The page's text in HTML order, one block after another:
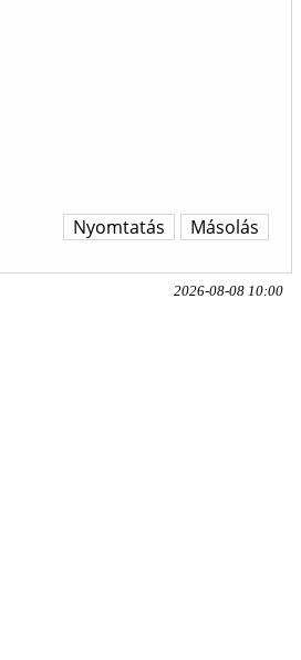
Másolás
Nyomtatás
2026-08-08 10:00